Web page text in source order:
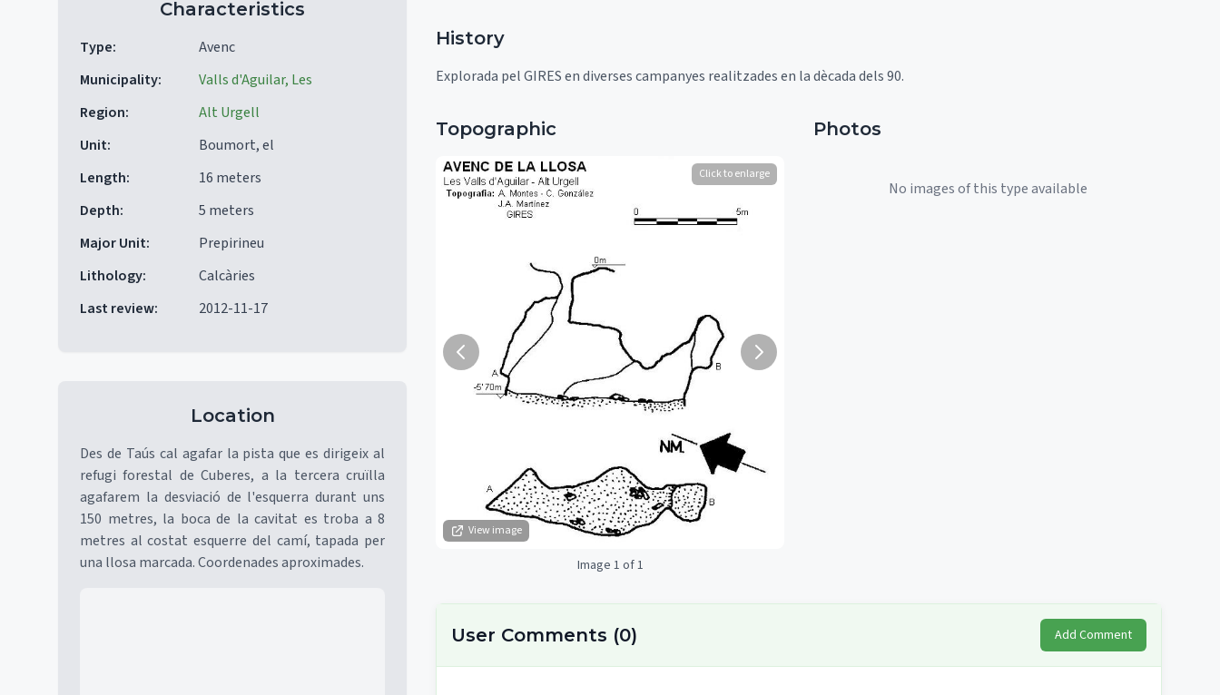
Characteristics
Type:
Avenc
Municipality:
Valls d'Aguilar, Les
Region:
Alt Urgell
Unit:
Boumort, el
Length:
16 meters
Depth:
5 meters
Major Unit:
Prepirineu
Lithology:
Calcàries
Last review: 2012-11-17
Location
Des de Taús cal agafar la pista que es dirigeix al
refugi forestal de Cuberes, a la tercera cruïlla
agafarem la desviació de l'esquerra durant uns
150 metres, la boca de la cavitat es troba a 8
metres al costat esquerre del camí, tapada per
una llosa marcada. Coordenades aproximades.
History
Explorada pel GIRES en diverses campanyes realitzades en la dècada dels 90.
Topographic
View image
Click to enlarge
Image 1 of 1
Photos
No images of this type available
User Comments (0) Add Comment